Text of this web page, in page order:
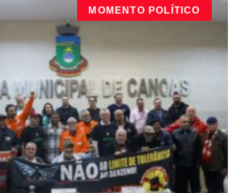
MOMENTO POLÍTICO